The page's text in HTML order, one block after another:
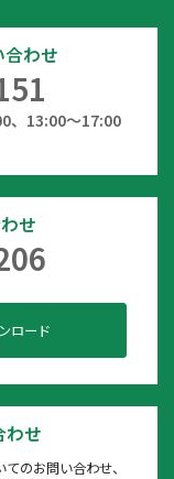
わせ
、13:00～17:00
せ
ロード
わせ
のお問い合わせ、